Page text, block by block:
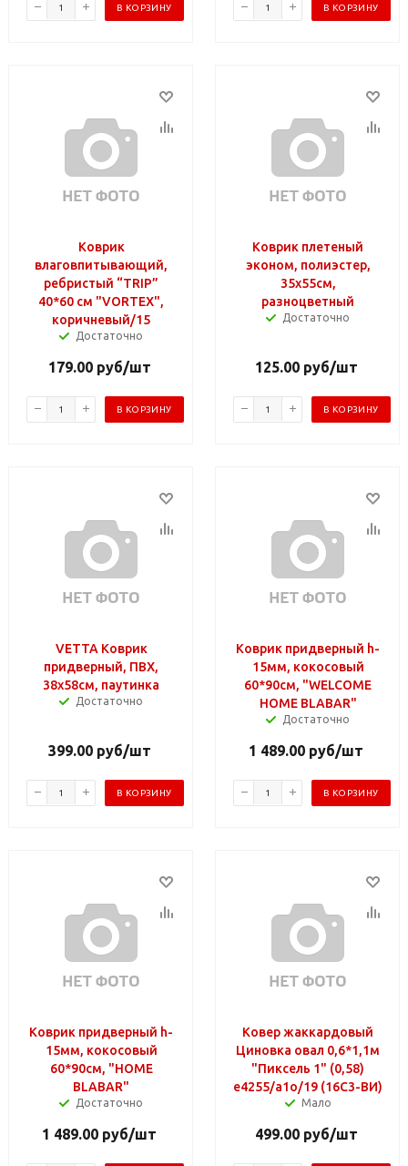
В КОРЗИНУ В КОРЗИНУ
Коврик
влаговпитывающий,
ребристый “TRIP”
40*60 см "VORTEX",
коричневый/15
Достаточно
179.00руб/шт
В КОРЗИНУ
Коврик плетеный
эконом, полиэстер,
35х55см,
разноцветный
Достаточно
125.00руб/шт
В КОРЗИНУ
VETTA Коврик
придверный, ПВХ,
38x58см, паутинка
Достаточно
399.00руб/шт
В КОРЗИНУ
Коврик придверный h-
15мм, кокосовый
60*90см, "WELCOME
HOME BLABAR"
Достаточно
1 489.00 руб/шт
В КОРЗИНУ
Коврик придверный h-
15мм, кокосовый
60*90см, "HOME
BLABAR"
Достаточно
1 489.00 руб/шт
Ковер жаккардовый
Циновка овал 0,6*1,1м
"Пиксель 1" (0,58)
e4255/a1о/19 (16С3-ВИ)
Мало
499.00руб/шт